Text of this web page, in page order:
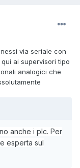
via seriale con
ai supervisori tipo
analogici che
anche i plc. Per
esperta sul